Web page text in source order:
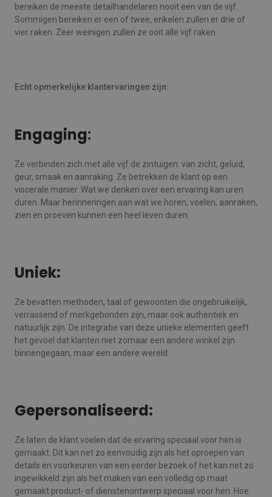
bereiken de meeste detailhandelaren nooit een van de vijf.
Sommigen bereiken er een of twee, enkelen zullen er drie of
vier raken. Zeer weinigen zullen ze ooit alle vijf raken.
Echt opmerkelijke klantervaringen zijn:
Engaging:
Ze verbinden zich met alle vijf de zintuigen: van zicht, geluid,
geur, smaak en aanraking. Ze betrekken de klant op een
viscerale manier. Wat we denken over een ervaring kan uren
duren. Maar herinneringen aan wat we horen, voelen, aanraken,
zien en proeven kunnen een heel leven duren.
Uniek:
Ze bevatten methoden, taal of gewoonten die ongebruikelijk,
verrassend of merkgebonden zijn, maar ook authentiek en
natuurlijk zijn. De integratie van deze unieke elementen geeft
het gevoel dat klanten niet zomaar een andere winkel zijn
binnengegaan, maar een andere wereld.
Gepersonaliseerd:
Ze laten de klant voelen dat de ervaring speciaal voor hen is
gemaakt. Dit kan net zo eenvoudig zijn als het oproepen van
details en voorkeuren van een eerder bezoek of het kan net zo
ingewikkeld zijn als het maken van een volledig op maat
gemaakt product- of dienstenontwerp speciaal voor hen. Hoe